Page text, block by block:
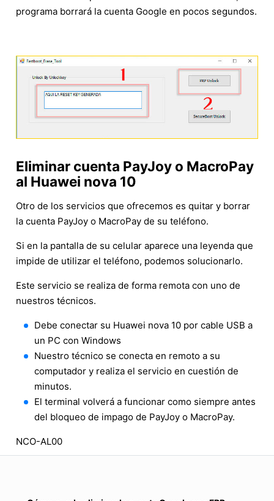
programa borrará la cuenta Google en pocos segundos.
Eliminar cuenta PayJoy o MacroPay
al Huawei nova 10
Otro de los servicios que ofrecemos es quitar y borrar
la cuenta PayJoy o MacroPay de su teléfono.
Si en la pantalla de su celular aparece una leyenda que
impide de utilizar el teléfono, podemos solucionarlo.
Este servicio se realiza de forma remota con uno de
nuestros técnicos.
Debe conectar su Huawei nova 10 por cable USB a
un PC con Windows
Nuestro técnico se conecta en remoto a su
computador y realiza el servicio en cuestión de
minutos.
El terminal volverá a funcionar como siempre antes
del bloqueo de impago de PayJoy o MacroPay.
NCO-AL00